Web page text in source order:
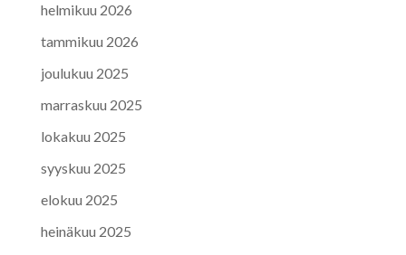
helmikuu 2026
tammikuu 2026
joulukuu 2025
marraskuu 2025
lokakuu 2025
syyskuu 2025
elokuu 2025
heinäkuu 2025